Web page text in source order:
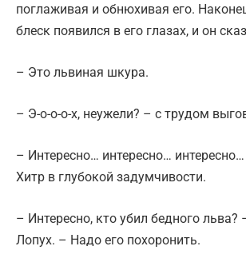
поглаживая и обнюхивая его.
блеск появился в его глазах, и он
– Это львиная шкура.
– Э-о-о-о-х, неужели? – с трудом
– Интересно… интересно…
Хитр в глубокой задумчивости.
– Интересно, кто убил бедного льва?
Лопух. – Надо его похоронить.